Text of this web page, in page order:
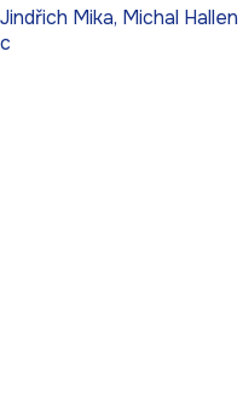
Jindřich Mika, Michal Hallen